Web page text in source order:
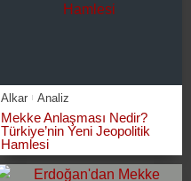
Alkar Analiz
Mekke Anlaşması Nedir?
Türkiye’nin Yeni Jeopolitik
Hamlesi